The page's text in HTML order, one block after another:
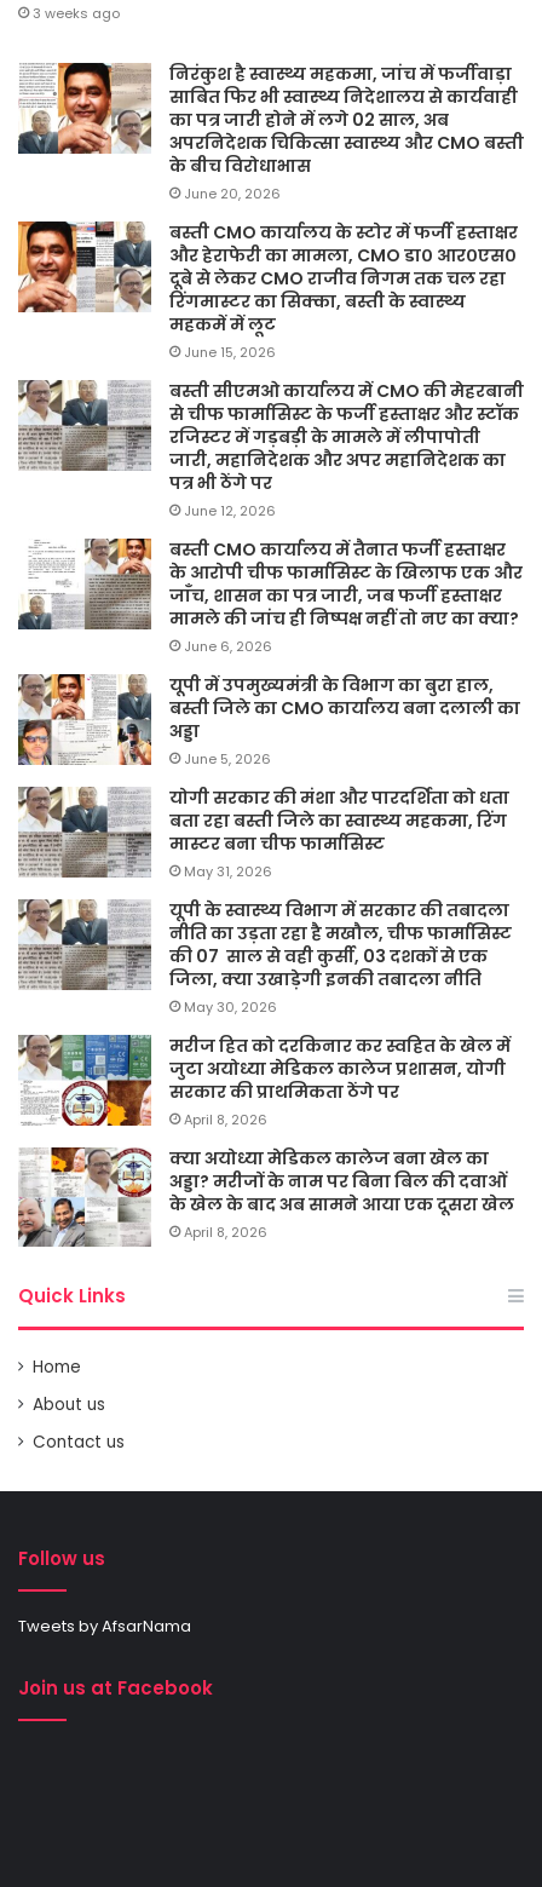
3 weeks ago
निरंकुश है स्वास्थ्य महकमा, जांच में फर्जीवाड़ा
साबित फिर भी स्वास्थ्य निदेशालय से कार्यवाही
का पत्र जारी होने में लगे 02 साल, अब
अपरनिदेशक चिकित्सा स्वास्थ्य और CMO बस्ती
के बीच विरोधाभास
June 20, 2026
बस्ती CMO कार्यालय के स्टोर में फर्जी हस्ताक्षर
और हेराफेरी का मामला, CMO डा० आर०एस०
दूबे से लेकर CMO राजीव निगम तक चल रहा
रिंगमास्टर का सिक्का, बस्ती के स्वास्थ्य
महकमें में लूट
June 15, 2026
बस्ती सीएमओ कार्यालय में CMO की मेहरबानी
से चीफ फार्मासिस्ट के फर्जी हस्ताक्षर और स्टॉक
रजिस्टर में गड़बड़ी के मामले में लीपापोती
जारी, महानिदेशक और अपर महानिदेशक का
पत्र भी ठेंगे पर
June 12, 2026
बस्ती CMO कार्यालय में तैनात फर्जी हस्ताक्षर
के आरोपी चीफ फार्मासिस्ट के खिलाफ एक और
जाँच, शासन का पत्र जारी, जब फर्जी हस्ताक्षर
मामले की जांच ही निष्पक्ष नहीं तो नए का क्या?
June 6, 2026
यूपी में उपमुख्यमंत्री के विभाग का बुरा हाल,
बस्ती जिले का CMO कार्यालय बना दलाली का
अड्डा
June 5, 2026
योगी सरकार की मंशा और पारदर्शिता को धता
बता रहा बस्ती जिले का स्वास्थ्य महकमा, रिंग
मास्टर बना चीफ फार्मासिस्ट
May 31, 2026
यूपी के स्वास्थ्य विभाग में सरकार की तबादला
नीति का उड़ता रहा है मखौल, चीफ फार्मासिस्ट
की 07 साल से वही कुर्सी, 03 दशकों से एक
जिला, क्या उखाड़ेगी इनकी तबादला नीति
May 30, 2026
मरीज हित को दरकिनार कर स्वहित के खेल में
जुटा अयोध्या मेडिकल कालेज प्रशासन, योगी
सरकार की प्राथमिकता ठेंगे पर
April 8, 2026
क्या अयोध्या मेडिकल कालेज बना खेल का
अड्डा? मरीजों के नाम पर बिना बिल की दवाओं
के खेल के बाद अब सामने आया एक दूसरा खेल
April 8, 2026
Quick Links
Home
About us
Contact us
Follow us
Tweets by AfsarNama
Join us at Facebook